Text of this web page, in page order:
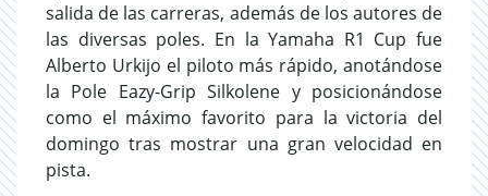
salida de las carreras, además de los autores de
las diversas poles. En la Yamaha R1 Cup fue
Alberto Urkijo el piloto más rápido, anotándose
la Pole Eazy-Grip Silkolene y posicionándose
como el máximo favorito para la victoria del
domingo tras mostrar una gran velocidad en
pista.